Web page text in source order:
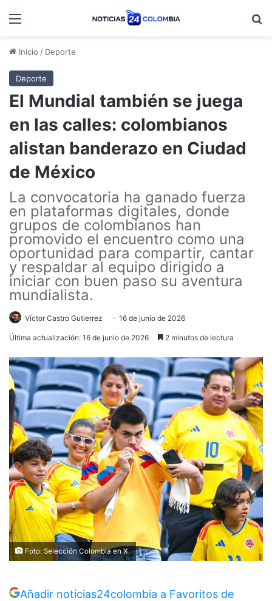
Menú
Inicio / Deporte
Deporte
El Mundial también se juega
en las calles: colombianos
alistan banderazo en Ciudad
de México
La convocatoria ha ganado fuerza
en plataformas digitales, donde
grupos de colombianos han
promovido el encuentro como una
oportunidad para compartir, cantar
y respaldar al equipo dirigido a
iniciar con buen paso su aventura
mundialista.
Víctor Castro Gutierrez 16 de junio de 2026
Última actualización: 16 de junio de 2026 2 minutos de lectura
Foto: Selección Colombia en X.
Añadir noticias24colombia a Favoritos de